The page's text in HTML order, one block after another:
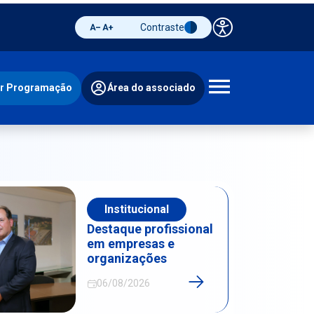
Diminuir fonte
Aumentar fonteAlternar contraste
Contraste Painel de
Programação Área do associado
Institucional
Destaque profissional
em empresas e
organizações
06/08/2026